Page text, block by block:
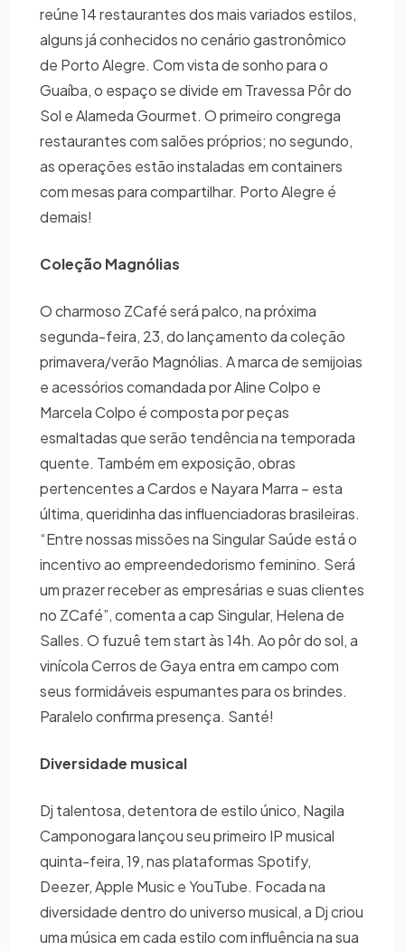
reúne 14 restaurantes dos mais variados estilos,
alguns já conhecidos no cenário gastronômico
de Porto Alegre. Com vista de sonho para o
Guaíba, o espaço se divide em Travessa Pôr do
Sol e Alameda Gourmet. O primeiro congrega
restaurantes com salões próprios; no segundo,
as operações estão instaladas em containers
com mesas para compartilhar. Porto Alegre é
demais!
Coleção Magnólias
O charmoso ZCafé será palco, na próxima
segunda-feira, 23, do lançamento da coleção
primavera/verão Magnólias. A marca de semijoias
e acessórios comandada por Aline Colpo e
Marcela Colpo é composta por peças
esmaltadas que serão tendência na temporada
quente. Também em exposição, obras
pertencentes a Cardos e Nayara Marra – esta
última, queridinha das influenciadoras brasileiras.
“Entre nossas missões na Singular Saúde está o
incentivo ao empreendedorismo feminino. Será
um prazer receber as empresárias e suas clientes
no ZCafé”, comenta a cap Singular, Helena de
Salles. O fuzuê tem start às 14h. Ao pôr do sol, a
vinícola Cerros de Gaya entra em campo com
seus formidáveis espumantes para os brindes.
Paralelo confirma presença. Santé!
Diversidade musical
Dj talentosa, detentora de estilo único, Nagila
Camponogara lançou seu primeiro IP musical
quinta-feira, 19, nas plataformas Spotify,
Deezer, Apple Music e YouTube. Focada na
diversidade dentro do universo musical, a Dj criou
uma música em cada estilo com influência na sua